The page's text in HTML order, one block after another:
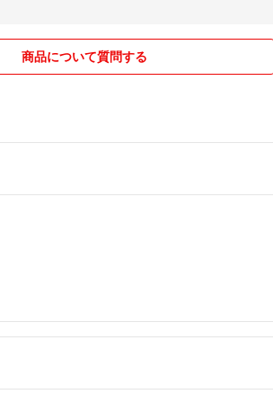
商品について質問する